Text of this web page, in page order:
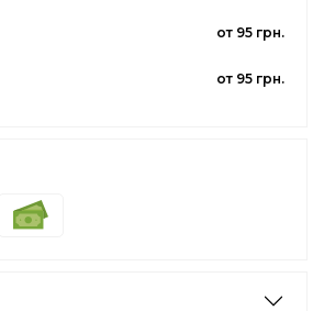
от 95 грн.
от 95 грн.